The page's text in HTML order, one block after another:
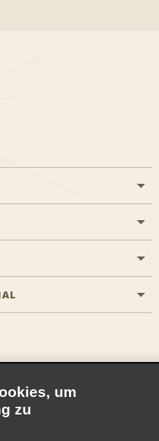
Nutzungsbedingungen
Richtlinie
um
zu